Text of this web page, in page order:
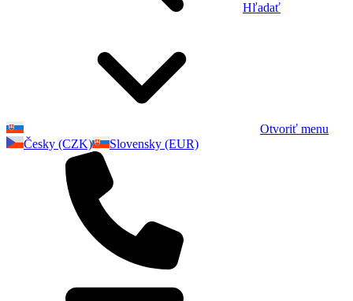
Hľadať
Otvoriť menu
Česky (CZK)
Slovensky (EUR)